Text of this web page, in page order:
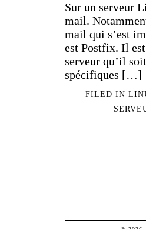
Sur un serveur
mail.
mail qui s’est
est Postfix. Il
serveur qu’il
spécifiques […]
FILED IN